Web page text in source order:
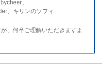
、
、キリンのソフィ
、何卒ご理解いただきますよ